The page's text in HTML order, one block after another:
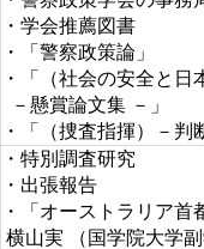
・学会推薦図書
・「警察政策論」
・「（社会の安全と日
－懸賞論文集 －」
・「（捜査指揮）－判
・特別調査研究
・出張報告
・「オーストラリア首
横山実 （国学院大学